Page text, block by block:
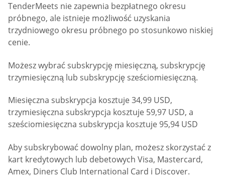
TenderMeets nie zapewnia bezpłatnego okresu
próbnego, ale istnieje możliwość uzyskania
trzydniowego okresu próbnego po stosunkowo niskiej
cenie.
Możesz wybrać subskrypcję miesięczną, subskrypcję
trzymiesięczną lub subskrypcję sześciomiesięczną.
Miesięczna subskrypcja kosztuje 34,99 USD,
trzymiesięczna subskrypcja kosztuje 59,97 USD, a
sześciomiesięczna subskrypcja kosztuje 95,94 USD
Aby subskrybować dowolny plan, możesz skorzystać z
kart kredytowych lub debetowych Visa, Mastercard,
Amex, Diners Club International Card i Discover.